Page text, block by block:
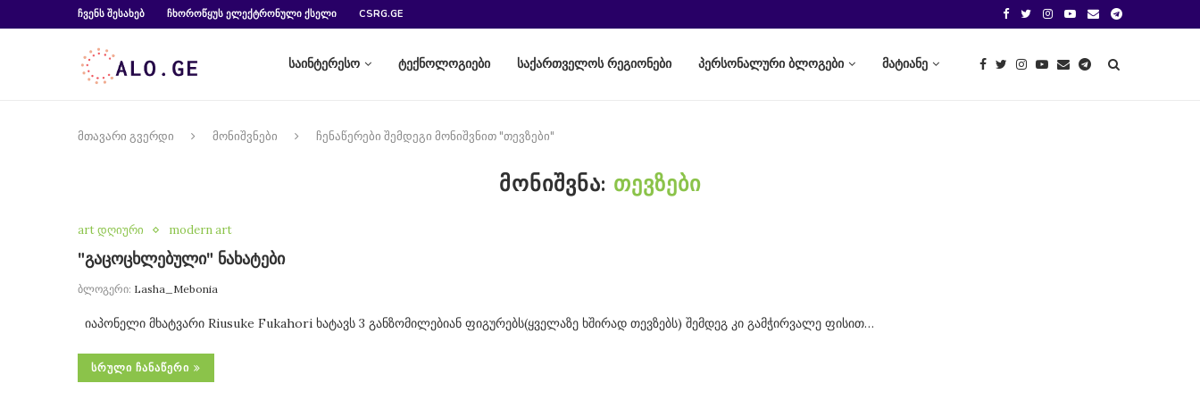
ᲩᲕᲔᲜᲡ ᲨᲔᲡᲐᲮᲔᲑ ᲩᲮᲝᲠᲝᲬᲧᲣᲡ ᲔᲚᲔᲥᲢᲠᲝᲜᲣᲚᲘ ᲥᲡᲔᲚᲘ CSRG.GE
საინტერესო ტექნოლოგიები საქართველოს რეგიონები პერსონალური ბლოგები მატიანე
მთავარი გვერდი მონიშვნები ჩენაწერები შემდეგი მონიშვნით "თევზები"
ᲛᲝᲜᲘᲨᲕᲜᲐ: ᲗᲔᲕᲖᲔᲑᲘ
art დღიური modern art
"გაცოცხლებული" ნახატები
ბლოგერი: Lasha_Mebonia
იაპონელი მხატვარი Riusuke Fukahori ხატავს 3 განზომილებიან ფიგურებს(ყველაზე ხშირად თევზებს) შემდეგ კი გამჭირვალე ფისით…
ᲡᲠᲣᲚᲘ ᲩᲐᲜᲐᲬᲔᲠᲘ